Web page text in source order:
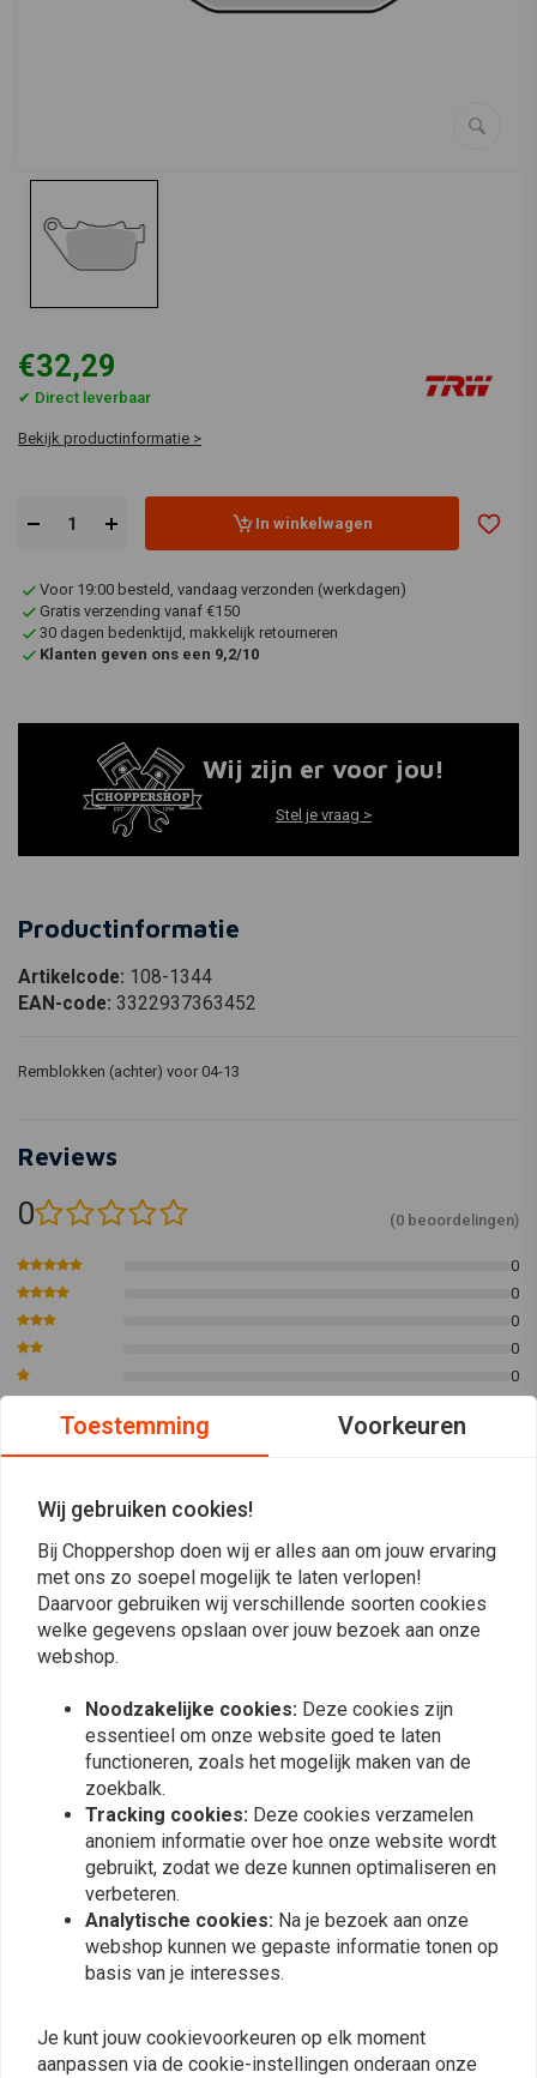
€32,29
✔ Direct leverbaar
Bekijk productinformatie >
In winkelwagen
Voor 19:00 besteld, vandaag verzonden (werkdagen)
Gratis verzending vanaf €150
30 dagen bedenktijd, makkelijk retourneren
Klanten geven ons een 9,2/10
Wij zijn er voor jou!
Stel je vraag >
Productinformatie
Artikelcode: 108-1344
EAN-code: 3322937363452
Remblokken (achter) voor 04-13
Reviews
0 (0 beoordelingen)
0
0
0
0
0
Vergelijkbare producten
KUSTOM TECH
Kabel bediende 14 mm ø
hoofdremcilinder - geen
reservoir
€284,35
Remblokken.
Performance Machine 4-
zuiger remklauw
Toestemming Voorkeuren
Wij gebruiken cookies!
Bij Choppershop doen wij er alles aan om jouw ervaring
met ons zo soepel mogelijk te laten verlopen!
Daarvoor gebruiken wij verschillende soorten cookies
welke gegevens opslaan over jouw bezoek aan onze
webshop.
Noodzakelijke cookies: Deze cookies zijn
essentieel om onze website goed te laten
functioneren, zoals het mogelijk maken van de
zoekbalk.
Tracking cookies: Deze cookies verzamelen
anoniem informatie over hoe onze website wordt
gebruikt, zodat we deze kunnen optimaliseren en
verbeteren.
Analytische cookies: Na je bezoek aan onze
webshop kunnen we gepaste informatie tonen op
basis van je interesses.
Je kunt jouw cookievoorkeuren op elk moment
aanpassen via de cookie-instellingen onderaan onze